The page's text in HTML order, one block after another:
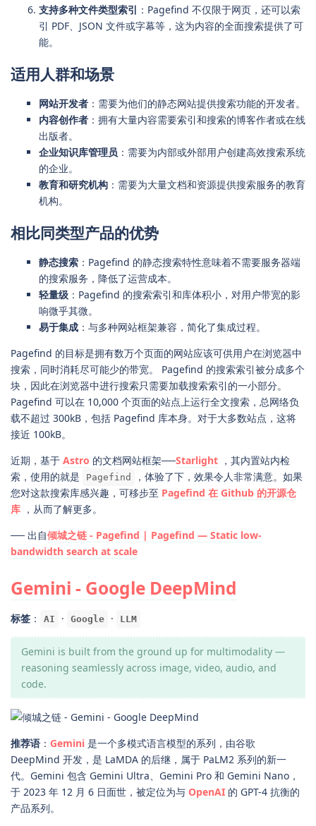
支持多种文件类型索引 ：Pagefind 不仅限于网页，还可以索
引 PDF、JSON 文件或字幕等，这为内容的全面搜索提供了可
能。
适用人群和场景
网站开发者 ：需要为他们的静态网站提供搜索功能的开发者。
内容创作者 ：拥有大量内容需要索引和搜索的博客作者或在线
出版者。
企业知识库管理员 ：需要为内部或外部用户创建高效搜索系统
的企业。
教育和研究机构 ：需要为大量文档和资源提供搜索服务的教育
机构。
相比同类型产品的优势
静态搜索 ：Pagefind 的静态搜索特性意味着不需要服务器端
的搜索服务，降低了运营成本。
轻量级 ：Pagefind 的搜索索引和库体积小，对用户带宽的影
响微乎其微。
易于集成 ：与多种网站框架兼容，简化了集成过程。
Pagefind 的目标是拥有数万个页面的网站应该可供用户在浏览器中
搜索，同时消耗尽可能少的带宽。 Pagefind 的搜索索引被分成多个
块，因此在浏览器中进行搜索只需要加载搜索索引的一小部分。
Pagefind 可以在 10,000 个页面的站点上运行全文搜索，总网络负
载不超过 300kB，包括 Pagefind 库本身。对于大多数站点，这将
接近 100kB。
近期，基于 Astro 的文档网站框架──Starlight ，其内置站内检
索，使用的就是
Pagefind
，体验了下，效果令人非常满意。如果
您对这款搜索库感兴趣，可移步至 Pagefind 在 Github 的开源仓
库 ，从而了解更多。
── 出自倾城之链 - Pagefind | Pagefind — Static low-
bandwidth search at scale
Gemini - Google DeepMind
标签 ： AI · Google · LLM
Gemini is built from the ground up for multimodality —
reasoning seamlessly across image, video, audio, and
code.
推荐语 ： Gemini 是一个多模式语言模型的系列，由谷歌
DeepMind 开发，是 LaMDA 的后继，属于 PaLM2 系列的新一
代。Gemini 包含 Gemini Ultra、Gemini Pro 和 Gemini Nano，
于 2023 年 12 月 6 日面世，被定位为与 OpenAI 的 GPT-4 抗衡的
产品系列。